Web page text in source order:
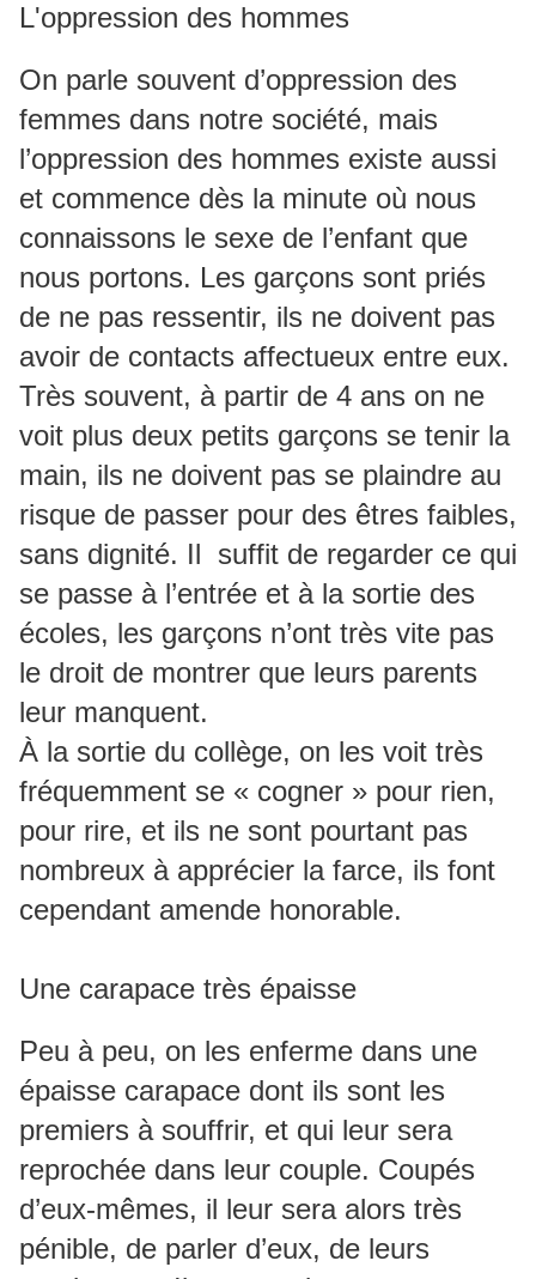
L'oppression des hommes
On parle souvent d’oppression des
femmes dans notre société, mais
l’oppression des hommes existe aussi
et commence dès la minute où nous
connaissons le sexe de l’enfant que
nous portons. Les garçons sont priés
de ne pas ressentir, ils ne doivent pas
avoir de contacts affectueux entre eux.
Très souvent, à partir de 4 ans on ne
voit plus deux petits garçons se tenir la
main, ils ne doivent pas se plaindre au
risque de passer pour des êtres faibles,
sans dignité. Il suffit de regarder ce qui
se passe à l’entrée et à la sortie des
écoles, les garçons n’ont très vite pas
le droit de montrer que leurs parents
leur manquent.
À la sortie du collège, on les voit très
fréquemment se « cogner » pour rien,
pour rire, et ils ne sont pourtant pas
nombreux à apprécier la farce, ils font
cependant amende honorable.
Une carapace très épaisse
Peu à peu, on les enferme dans une
épaisse carapace dont ils sont les
premiers à souffrir, et qui leur sera
reprochée dans leur couple. Coupés
d’eux-mêmes, il leur sera alors très
pénible, de parler d’eux, de leurs